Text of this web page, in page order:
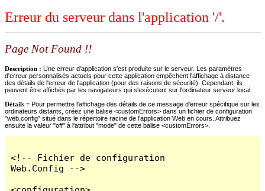
Erreur du serveur dans l'application '/'.
Page Not Found !!
Description : Une erreur d'application s'est produite sur le serveur. Les paramètres
d'erreur personnalisés actuels pour cette application empêchent l'affichage à distance
des détails de l'erreur de l'application (pour des raisons de sécurité). Cependant, ils
peuvent être affichés par les navigateurs qui s'exécutent sur l'ordinateur serveur local.
Détails = Pour permettre l'affichage des détails de ce message d'erreur spécifique sur les
ordinateurs distants, créez une balise <customErrors> dans un fichier de configuration
"web.config" situé dans le répertoire racine de l'application Web en cours. Attribuez
ensuite la valeur "off" à l'attribut "mode" de cette balise <customErrors>.
<!-- Fichier de configuration
Web.Config -->